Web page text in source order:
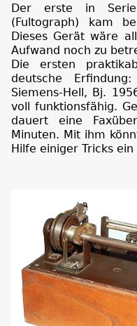
Der erste in Serie
(Fultograph) kam
Dieses Gerät wäre
Aufwand noch zu
Die ersten
deutsche
Siemens-Hell, Bj.
voll funktionsfähig.
dauert eine
Minuten. Mit ihm
Hilfe einiger Tricks